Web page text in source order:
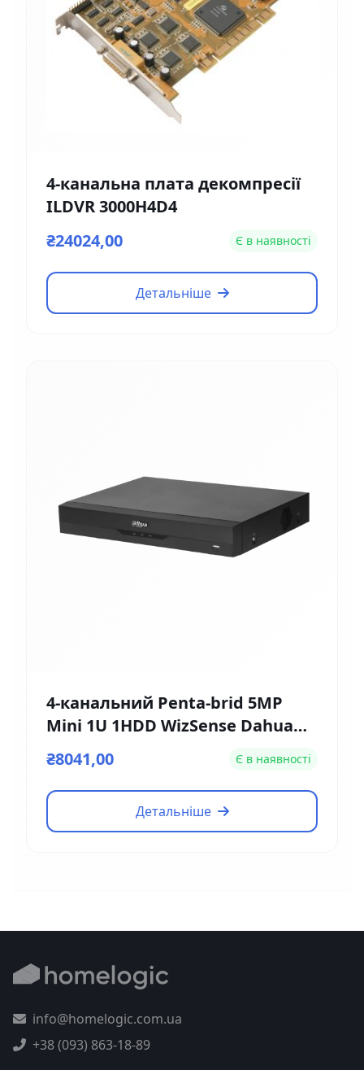
4-канальна плата декомпресії
ILDVR 3000H4D4
₴24024,00
Є в наявності
Детальніше
4-канальний Penta-brid 5MP
Mini 1U 1HDD WizSense Dahua
DH-XVR5104HE-4KL-I3
₴8041,00 Є в наявності
Детальніше
info@homelogic.com.ua
+38 (093) 863-18-89